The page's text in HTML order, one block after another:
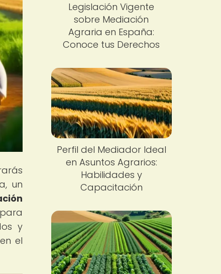
un
y
el
Legislación Vigente
sobre Mediación
Agraria en España:
Conoce tus Derechos
Perfil del Mediador Ideal
en Asuntos Agrarios:
Habilidades y
Capacitación